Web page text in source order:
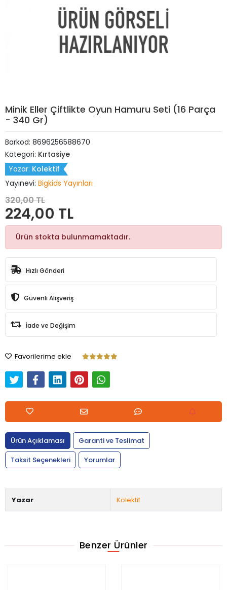
Minik Eller Çiftlikte Oyun Hamuru Seti (16 Parça
- 340 Gr)
Barkod: 8696256588670
Kategori: Kırtasiye
Yazar: Kolektif
Yayınevi: Bigkids Yayınları
320,00 TL
224,00 TL
Ürün stokta bulunmamaktadır.
Hızlı Gönderi
Güvenli Alışveriş
İade ve Değişim
Favorilerime ekle
Ürün Açıklaması
Garanti ve Teslimat
Taksit Seçenekleri
Yorumlar
Yazar Kolektif
Benzer Ürünler